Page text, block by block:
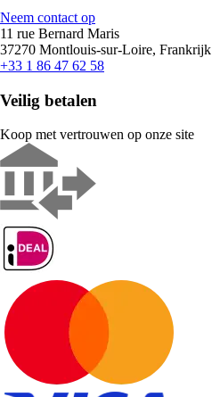
Neem contact op
11 rue Bernard Maris
37270 Montlouis-sur-Loire, Frankrijk
+33 1 86 47 62 58
Veilig betalen
Koop met vertrouwen op onze site